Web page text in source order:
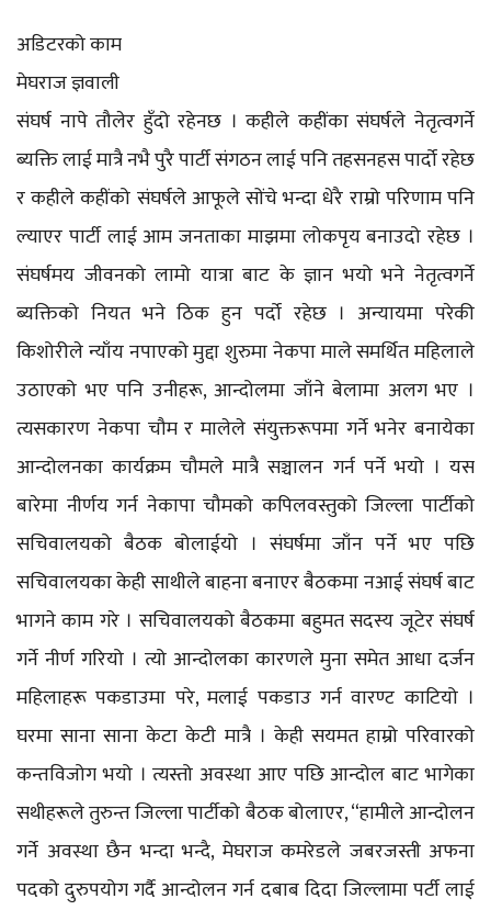
अडिटरको काम
मेघराज ज्ञवाली
संघर्ष नापे तौलेर हुँदो रहेनछ । कहीले कहींका संघर्षले नेतृत्वगर्ने
ब्यक्ति लाई मात्रै नभै पुरै पार्टी संगठन लाई पनि तहसनहस पार्दो रहेछ
र कहीले कहींको संघर्षले आफूले सोंचे भन्दा धेरै राम्रो परिणाम पनि
ल्याएर पार्टी लाई आम जनताका माझमा लोकपृय बनाउदो रहेछ ।
संघर्षमय जीवनको लामो यात्रा बाट के ज्ञान भयो भने नेतृत्वगर्ने
ब्यक्तिको नियत भने ठिक हुन पर्दो रहेछ । अन्यायमा परेकी
किशोरीले न्याँय नपाएको मुद्दा शुरुमा नेकपा माले समर्थित महिलाले
उठाएको भए पनि उनीहरू, आन्दोलमा जाँने बेलामा अलग भए ।
त्यसकारण नेकपा चौम र मालेले संयुक्तरूपमा गर्ने भनेर बनायेका
आन्दोलनका कार्यक्रम चौमले मात्रै सञ्चालन गर्न पर्ने भयो । यस
बारेमा नीर्णय गर्न नेकापा चौमको कपिलवस्तुको जिल्ला पार्टीको
सचिवालयको बैठक बोलाईयो । संघर्षमा जाँन पर्ने भए पछि
सचिवालयका केही साथीले बाहना बनाएर बैठकमा नआई संघर्ष बाट
भागने काम गरे । सचिवालयको बैठकमा बहुमत सदस्य जूटेर संघर्ष
गर्ने नीर्ण गरियो । त्यो आन्दोलका कारणले मुना समेत आधा दर्जन
महिलाहरू पकडाउमा परे, मलाई पकडाउ गर्न वारण्ट काटियो ।
घरमा साना साना केटा केटी मात्रै । केही सयमत हाम्रो परिवारको
कन्तविजोग भयो । त्यस्तो अवस्था आए पछि आन्दोल बाट भागेका
सथीहरूले तुरुन्त जिल्ला पार्टीको बैठक बोलाएर, “हामीले आन्दोलन
गर्ने अवस्था छैन भन्दा भन्दै, मेघराज कमरेडले जबरजस्ती अफना
पदको दुरुपयोग गर्दै आन्दोलन गर्न दबाब दिदा जिल्लामा पर्टी लाई